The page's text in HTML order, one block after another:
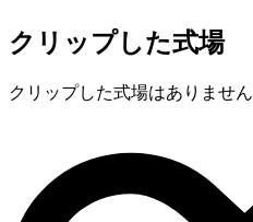
クリップした式場
クリップした式場はありません